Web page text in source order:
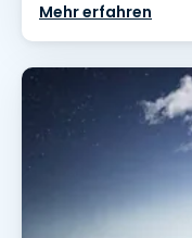
Mehr erfahren